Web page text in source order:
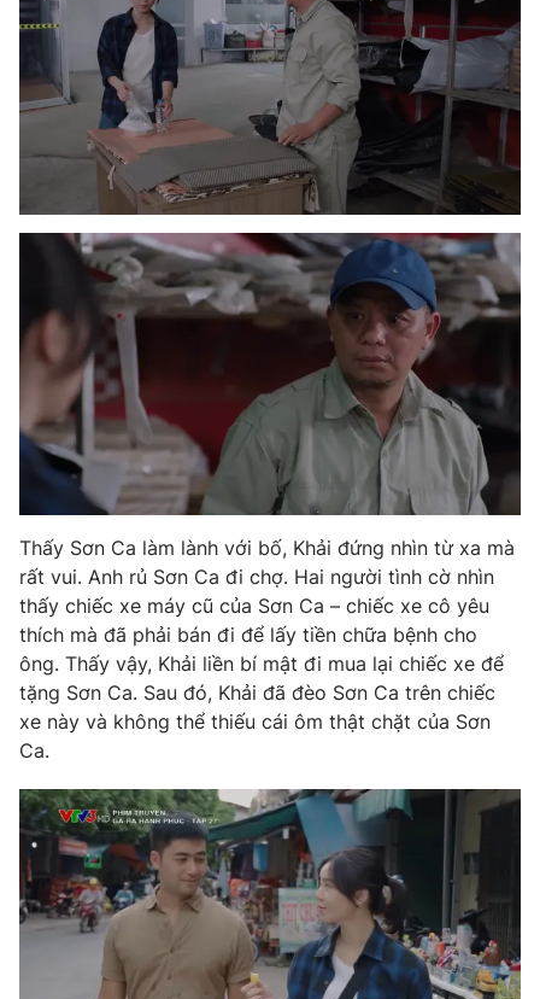
Thấy Sơn Ca làm lành với bố, Khải đứng nhìn từ xa mà
rất vui. Anh rủ Sơn Ca đi chợ. Hai người tình cờ nhìn
thấy chiếc xe máy cũ của Sơn Ca – chiếc xe cô yêu
thích mà đã phải bán đi để lấy tiền chữa bệnh cho
ông. Thấy vậy, Khải liền bí mật đi mua lại chiếc xe để
tặng Sơn Ca. Sau đó, Khải đã đèo Sơn Ca trên chiếc
xe này và không thể thiếu cái ôm thật chặt của Sơn
Ca.